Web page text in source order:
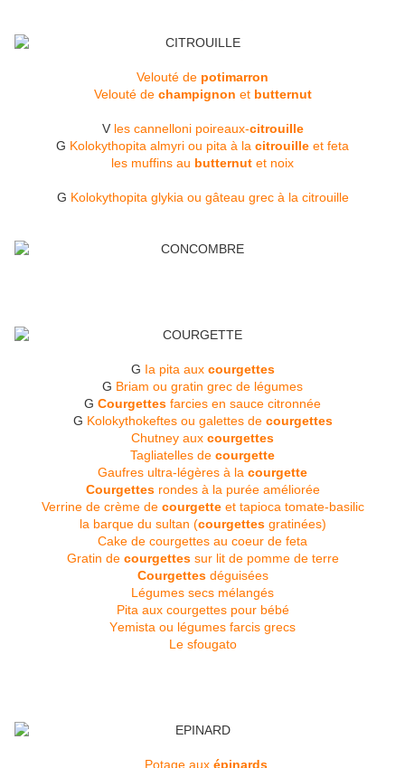
Velouté de potimarron
Velouté de champignon et butternut
V les cannelloni poireaux-citrouille
G Kolokythopita almyri ou pita à la citrouille et feta
les muffins au butternut et noix
G Kolokythopita glykia ou gâteau grec à la citrouille
G Ia pita aux courgettes
G Briam ou gratin grec de légumes
G Courgettes farcies en sauce citronnée
G Kolokythokeftes ou galettes de courgettes
Chutney aux courgettes
Tagliatelles de courgette
Gaufres ultra-légères à la courgette
Courgettesrondes à la purée améliorée
Verrine de crème de courgetteet tapioca tomate-basilic
la barque du sultan (courgettesgratinées)
Cake de courgettes au coeur de feta
Gratin de courgettessur lit de pomme de terre
Courgettesdéguisées
Légumes secs mélangés
Pita aux courgettes pour bébé
Υemista ou légumes farcis grecs
Le sfougato
Potage aux épinards